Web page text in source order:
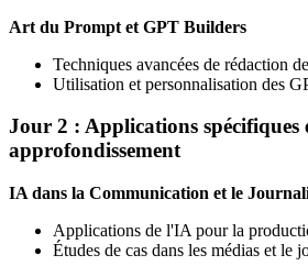
Art du Prompt et GPT Builders
Techniques avancées de rédaction
Utilisation et personnalisation des
Jour 2 : Applications spécifiques
approfondissement
IA dans la Communication et le
Applications de l'IA pour la
Études de cas dans les médias et le